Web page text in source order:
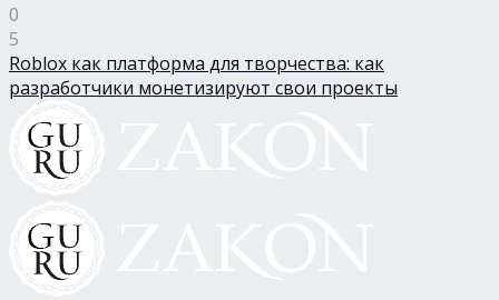
0
5
Roblox как платформа для творчества: как
разработчики монетизируют свои проекты